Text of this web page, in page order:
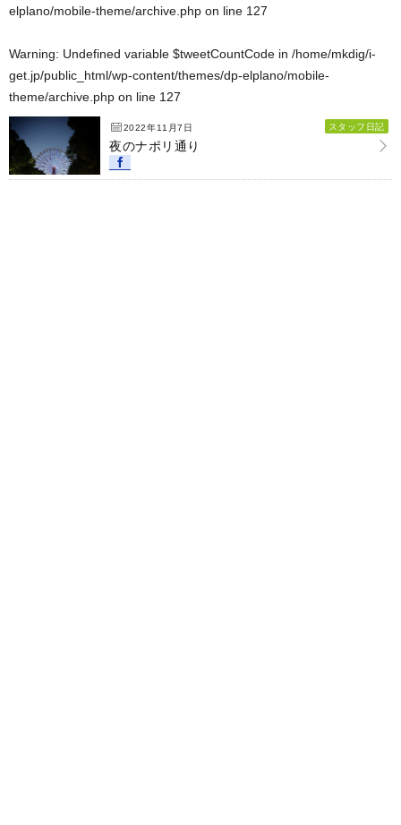
elplano/mobile-theme/archive.php on line 127
Warning: Undefined variable $tweetCountCode in /home/mkdig/i-
get.jp/public_html/wp-content/themes/dp-elplano/mobile-
theme/archive.php on line 127
2022年11月7日 スタッフ日記
夜のナポリ通り